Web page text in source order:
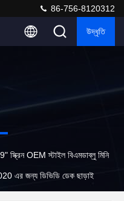
86-756-8120312
উদ্ধৃতি
9" স্ক্রিন OEM স্টাইল বিএমডাব্লু মিনি
জন্য ডিভিডি ডেক ছাড়াই